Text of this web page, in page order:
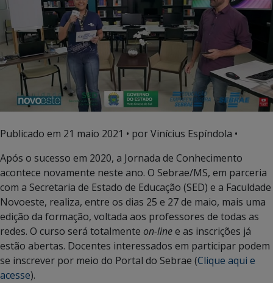
Publicado em 21 maio 2021 • por Vinícius Espíndola •
Após o sucesso em 2020, a Jornada de Conhecimento
acontece novamente neste ano. O Sebrae/MS, em parceria
com a Secretaria de Estado de Educação (SED) e a Faculdade
Novoeste, realiza, entre os dias 25 e 27 de maio, mais uma
edição da formação, voltada aos professores de todas as
redes. O curso será totalmente on-linee as inscrições já
estão abertas. Docentes interessados em participar podem
se inscrever por meio do Portal do Sebrae (Clique aqui e
acesse).